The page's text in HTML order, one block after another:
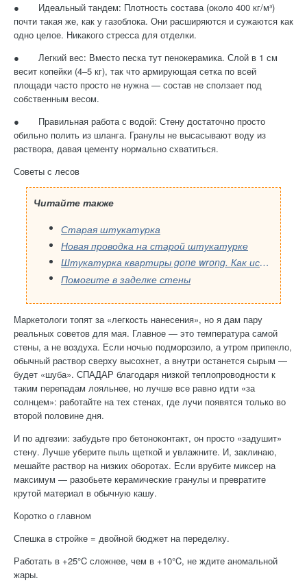
● Идеальный тандем: Плотность состава (около 400 кг/м³)
почти такая же, как у газоблока. Они расширяются и сужаются как
одно целое. Никакого стресса для отделки.
● Легкий вес: Вместо песка тут пенокерамика. Слой в 1 см
весит копейки (4–5 кг), так что армирующая сетка по всей
площади часто просто не нужна — состав не сползает под
собственным весом.
● Правильная работа с водой: Стену достаточно просто
обильно полить из шланга. Гранулы не высасывают воду из
раствора, давая цементу нормально схватиться.
Советы с лесов
Читайте также
Старая штукатурка
Новая проводка на старой штукатурке
Штукатурка квартиры gone wrong. Как исправить?
Помогите в заделке стены
Маркетологи топят за «легкость нанесения», но я дам пару
реальных советов для мая. Главное — это температура самой
стены, а не воздуха. Если ночью подморозило, а утром припекло,
обычный раствор сверху высохнет, а внутри останется сырым —
будет «шуба». СПАДАР благодаря низкой теплопроводности к
таким перепадам лояльнее, но лучше все равно идти «за
солнцем»: работайте на тех стенах, где лучи появятся только во
второй половине дня.
И по адгезии: забудьте про бетоноконтакт, он просто «задушит»
стену. Лучше уберите пыль щеткой и увлажните. И, заклинаю,
мешайте раствор на низких оборотах. Если врубите миксер на
максимум — разобьете керамические гранулы и превратите
крутой материал в обычную кашу.
Коротко о главном
Спешка в стройке = двойной бюджет на переделку.
Работать в +25°C сложнее, чем в +10°C, не ждите аномальной
жары.